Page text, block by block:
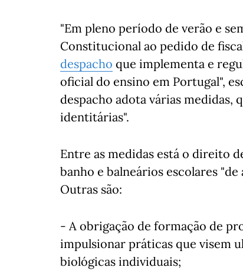
"Em pleno período de verão e
Constitucional ao pedido de
despacho que implementa e
oficial do ensino em Portugal",
despacho adota várias medidas,
identitárias".
Entre as medidas está o direito
banho e balneários escolares
Outras são:
- A obrigação de formação de
impulsionar práticas que visem
biológicas individuais;